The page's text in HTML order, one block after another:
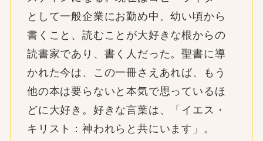
として一般企業にお勤め中。幼い頃から
書くこと、読むことが大好きな根からの
読書家であり、書く人だった。聖書に導
かれた今は、この一冊さえあれば、もう
他の本は要らないと本気で思っているほ
どに大好き。好きな言葉は、「イエス・
キリスト：神われらと共にいます」。